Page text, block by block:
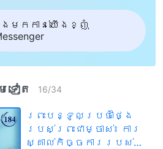
មកកាន់យើងខ្ញុំ
ទៀត​ 16/34
ព្រះបន្ទូលប្រចាំថ្ងៃ
របស់ព្រះជាម្ចាស់៖ ការ
ស្គាល់កិច្ចការរបស់